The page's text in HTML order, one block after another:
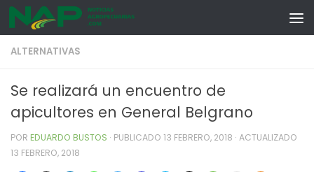
Skip to content
ALTERNATIVAS
Se realizará un encuentro de
apicultores en General Belgrano
POR EDUARDO BUSTOS · PUBLICADO 13 FEBRERO, 2018 · ACTUALIZADO
13 FEBRERO, 2018